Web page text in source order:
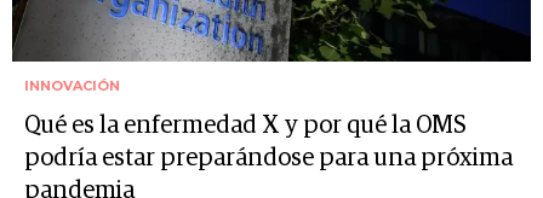
INNOVACIÓN
Qué es la enfermedad X y por qué la OMS
podría estar preparándose para una próxima
pandemia